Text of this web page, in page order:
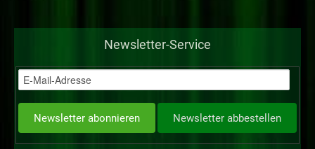
Newsletter-Service